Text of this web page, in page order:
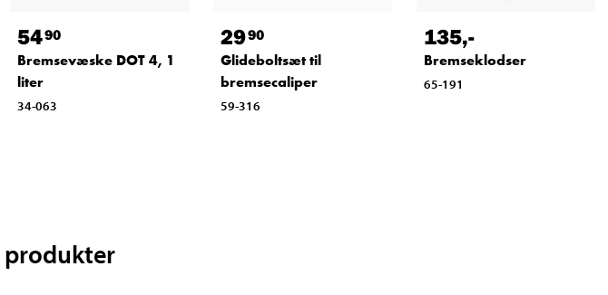
5490
Bremsevæske DOT 4, 1
liter
34-063
2990
Glideboltsæt til
bremsecaliper
59-316
135,-
Bremseklodser
65-191
produkter